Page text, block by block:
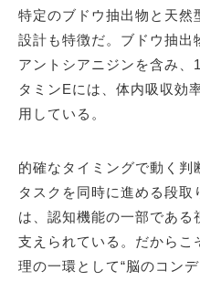
特定のブドウ抽出物と天然
設計も特徴だ。ブドウ抽出
アントシアニジンを含み
タミンEには、体内吸収効
用している。
的確なタイミングで動く
タスクを同時に進める段取
は、認知機能の一部である
支えられている。だからこ
理の一環として“脳のコン